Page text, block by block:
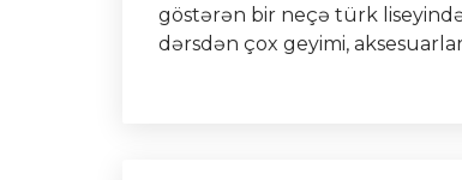
göstərən bir neçə türk
dərsdən çox geyimi,